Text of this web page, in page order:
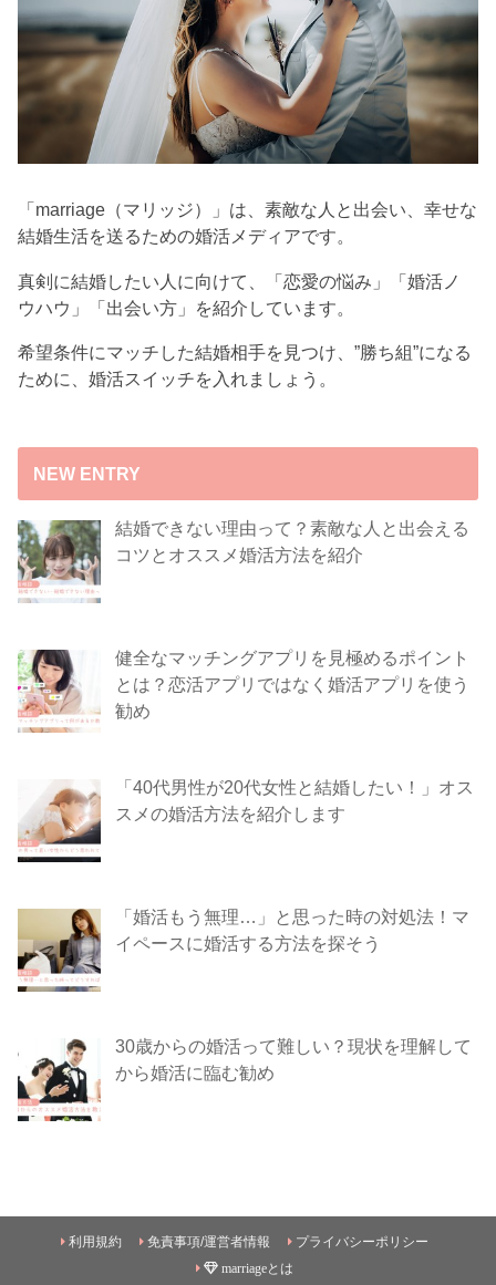
「marriage（マリッジ）」は、素敵な人と出会い、幸せな
結婚生活を送るための婚活メディアです。
真剣に結婚したい人に向けて、「恋愛の悩み」「婚活ノ
ウハウ」「出会い方」を紹介しています。
希望条件にマッチした結婚相手を見つけ、”勝ち組”になる
ために、婚活スイッチを入れましょう。
NEW ENTRY
結婚できない理由って？素敵な人と出会える
コツとオススメ婚活方法を紹介
健全なマッチングアプリを見極めるポイント
とは？恋活アプリではなく婚活アプリを使う
勧め
「40代男性が20代女性と結婚したい！」オス
スメの婚活方法を紹介します
「婚活もう無理…」と思った時の対処法！マ
イペースに婚活する方法を探そう
30歳からの婚活って難しい？現状を理解して
から婚活に臨む勧め
利用規約 免責事項/運営者情報 プライバシーポリシー
marriageとは